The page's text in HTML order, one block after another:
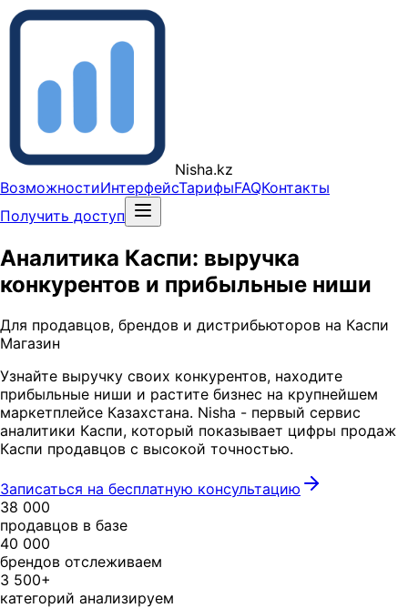
Nisha.kz
ВозможностиИнтерфейсТарифыFAQКонтакты
Получить доступ
Аналитика Каспи: выручка
конкурентов и прибыльные ниши
Для продавцов, брендов и дистрибьюторов на Каспи
Магазин
Узнайте выручку своих конкурентов, находите
прибыльные ниши и растите бизнес на крупнейшем
маркетплейсе Казахстана. Nisha - первый сервис
аналитики Каспи, который показывает цифры продаж
Каспи продавцов с высокой точностью.
Записаться на бесплатную консультацию
38 000
продавцов в базе
40 000
брендов отслеживаем
3 500+
категорий анализируем